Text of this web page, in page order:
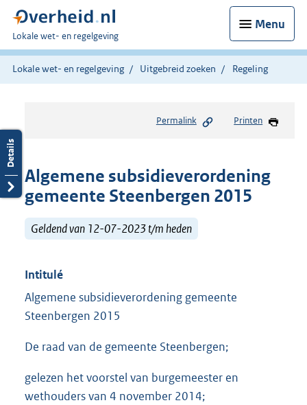
Menu
U
bent
hier:
Lokale wet- en regelgeving
Lokale wet- en regelgeving Uitgebreid zoeken Regeling
Permalink Printen
Algemene subsidieverordening
gemeente Steenbergen 2015
Geldend van 12-07-2023 t/m heden
Intitulé
Algemene subsidieverordening gemeente
Steenbergen 2015
De raad van de gemeente Steenbergen;
gelezen het voorstel van burgemeester en
wethouders van 4 november 2014;